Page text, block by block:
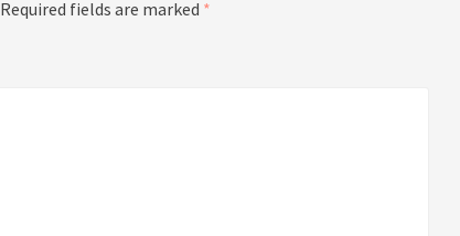
Required fields are marked *